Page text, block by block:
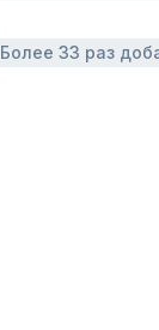
Более 33 раз